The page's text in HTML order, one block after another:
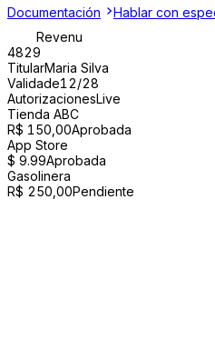
Documentación
Hablar con
Revenu
4829
TitularMaria Silva
Validade12/28
AutorizacionesLive
Tienda ABC
R$ 150,00Aprobada
App Store
$ 9.99Aprobada
Gasolinera
R$ 250,00Pendiente